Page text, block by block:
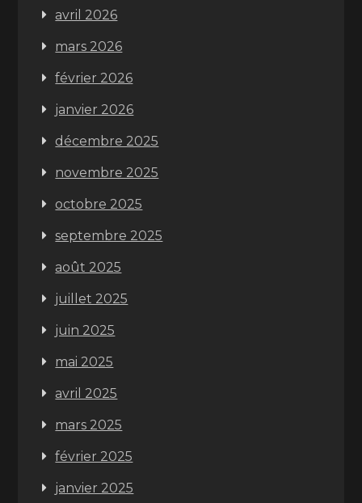
avril 2026
mars 2026
février 2026
janvier 2026
décembre 2025
novembre 2025
octobre 2025
septembre 2025
août 2025
juillet 2025
juin 2025
mai 2025
avril 2025
mars 2025
février 2025
janvier 2025